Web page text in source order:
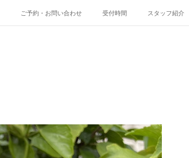
ご予約・お問い合わせ 受付時間 スタッフ紹介